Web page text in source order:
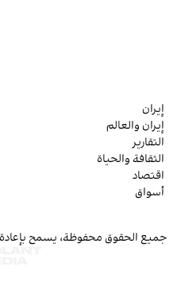
إيران
إيران والعالم
التقارير
الثقافة والحياة
اقتصاد
أسواق
جميع الحقوق محفوظة، يسمح بإعادة